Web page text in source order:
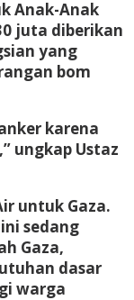
Anak-Anak
juta diberikan
yang
bom
karena
ungkap Ustaz
untuk Gaza.
sedang
Gaza,
dasar
warga